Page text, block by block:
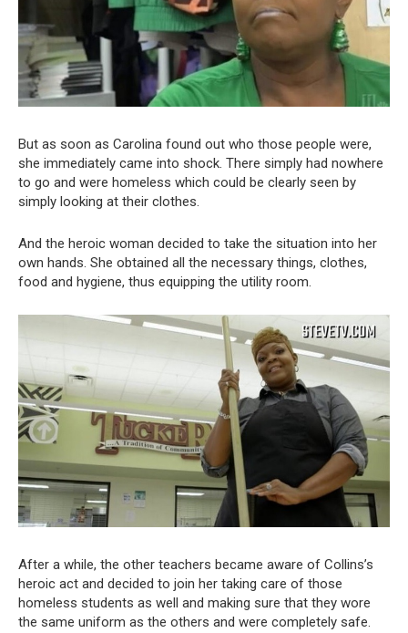
But as soon as Carolina found out who those people were,
she immediately came into shock. There simply had nowhere
to go and were homeless which could be clearly seen by
simply looking at their clothes.
And the heroic woman decided to take the situation into her
own hands. She obtained all the necessary things, clothes,
food and hygiene, thus equipping the utility room.
After a while, the other teachers became aware of Collins’s
heroic act and decided to join her taking care of those
homeless students as well and making sure that they wore
the same uniform as the others and were completely safe.